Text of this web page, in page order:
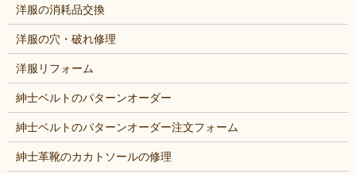
洋服の消耗品交換
洋服の穴・破れ修理
洋服リフォーム
紳士ベルトのパターンオーダー
紳士ベルトのパターンオーダー注文フォーム
紳士革靴のカカトソールの修理